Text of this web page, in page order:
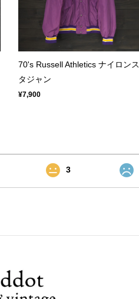
70's Russell Athletics ナイロンス
タジャン
¥7,900
3